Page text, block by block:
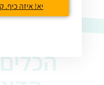
יא! איזה כיף.